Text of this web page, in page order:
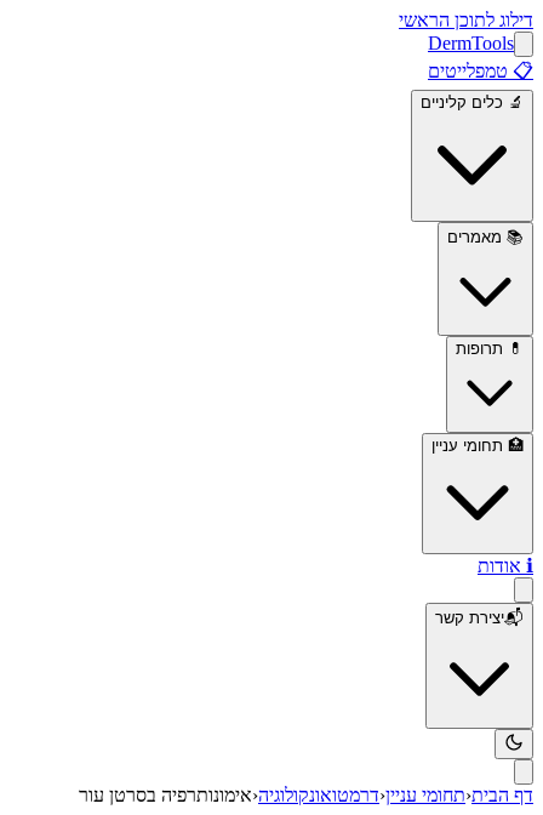
דילוג לתוכן הראשי
DermTools
📋 טמפלייטים
🔬 כלים קליניים
📚 מאמרים
💊 תרופות
🏥 תחומי עניין
ℹ️ אודות
📬יצירת קשר
דף הבית‹תחומי עניין‹דרמטואונקולוגיה‹אימונותרפיה בסרטן עור